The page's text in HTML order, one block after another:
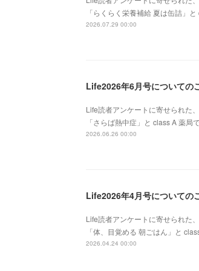
「らくらく栄養補給 夏は缶詰」
2026.07.29 00:00
Life2026年6月号についての
Life読者アンケートに寄せられた
「さらば熱中症」と class A 薬
2026.06.26 00:00
Life2026年4月号についての
Life読者アンケートに寄せられた
「体、目覚める 朝ごはん」と
2026.04.24 00:00